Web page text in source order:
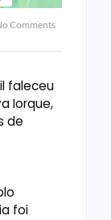
Comments
faleceu
Iorque,
de
foi